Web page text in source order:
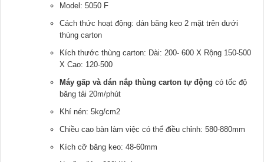
Model: 5050 F
Cách thức hoạt động: dán băng keo 2 mặt trên dưới
thùng carton
Kích thước thùng carton: Dài: 200- 600 X Rộng 150-500
X Cao: 120-500
Máy gấp và dán nắp thùng carton tự động có tốc độ
băng tải 20m/phút
Khí nén: 5kg/cm2
Chiều cao bàn làm việc có thể điều chỉnh: 580-880mm
Kích cỡ băng keo: 48-60mm